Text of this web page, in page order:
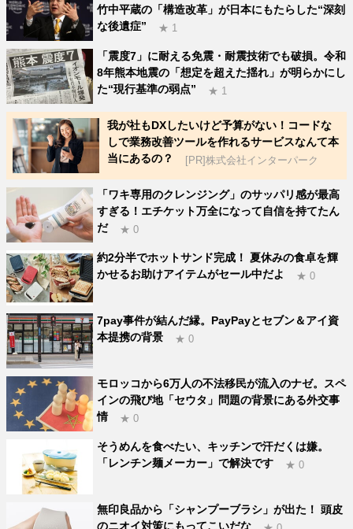
竹中平蔵の「構造改革」が日本にもたらした“深刻
な後遺症”
★ 1
「震度7」に耐える免震・耐震技術でも破損。令和
8年熊本地震の「想定を超えた揺れ」が明らかにし
た“現行基準の弱点”
★ 1
我が社もDXしたいけど予算がない！コードな
しで業務改善ツールを作れるサービスなんて本
当にあるの？
[PR]株式会社インターパーク
「ワキ専用のクレンジング」のサッパリ感が最高
すぎる！エチケット万全になって自信を持てたん
だ
★ 0
約2分半でホットサンド完成！ 夏休みの食卓を輝
かせるお助けアイテムがセール中だよ
★ 0
7pay事件が結んだ縁。PayPayとセブン＆アイ資
本提携の背景
★ 0
モロッコから6万人の不法移民が流入のナゼ。スペ
インの飛び地「セウタ」問題の背景にある外交事
情
★ 0
そうめんを食べたい、キッチンで汗だくは嫌。
「レンチン麺メーカー」で解決です
★ 0
無印良品から「シャンプーブラシ」が出た！ 頭皮
のニオイ対策にもってこいだな